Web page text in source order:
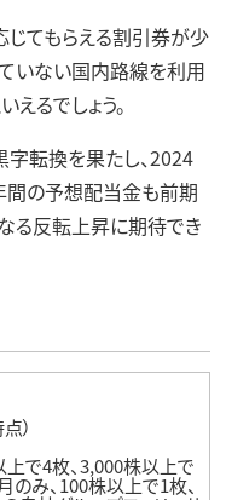
てもらえる割引券が少
いない国内路線を利用
るでしょう。
転換を果たし、2024
間の予想配当金も前期
る反転上昇に期待でき
）
で4枚、3,000株以上で
のみ、100株以上で1枚、